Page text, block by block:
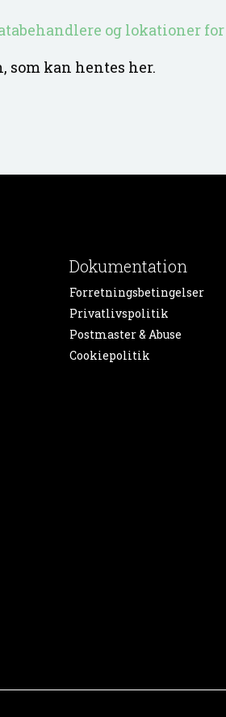
og lokationer
som kan hentes her.
Dokumentation
Forretningsbetingelser
Privatlivspolitik
Postmaster & Abuse
Cookiepolitik